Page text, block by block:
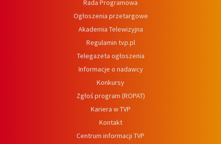
Rada Programowa
Ogłoszenia przetargowe
Akademia Telewizyjna
Regulamin tvp.pl
Telegazeta ogłoszenia
Informacje o nadawcy
Konkursy
Zgłoś program (ROPAT)
Kariera w TVP
Kontakt
Centrum informacji TVP